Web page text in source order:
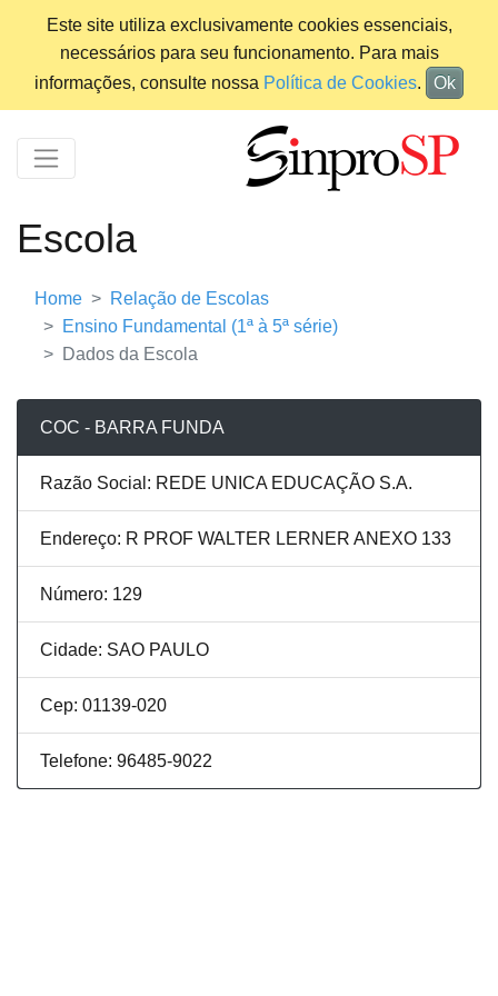
Este site utiliza exclusivamente cookies essenciais,
necessários para seu funcionamento. Para mais
informações, consulte nossa Política de Cookies. Ok
Escola
Home
Relação de Escolas
Ensino Fundamental (1ª à 5ª série)
Dados da Escola
COC - BARRA FUNDA
Razão Social: REDE UNICA EDUCAÇÃO S.A.
Endereço: R PROF WALTER LERNER ANEXO 133
Número: 129
Cidade: SAO PAULO
Cep: 01139-020
Telefone: 96485-9022